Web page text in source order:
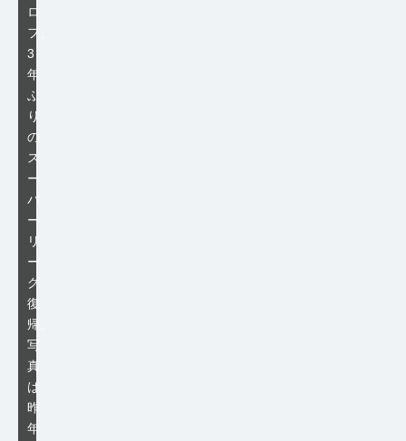
ロ
フ、
3
年
ぶ
り
の
ス
ー
パ
ー
リ
ー
グ
復
帰。
写
真
は
昨
年